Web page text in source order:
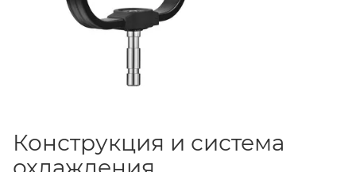
Конструкция и система